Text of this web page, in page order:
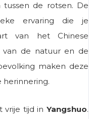
de rotsen. De
ervaring die je
van het Chinese
van de natuur en de
maken deze
vrije tijd in Yangshuo.